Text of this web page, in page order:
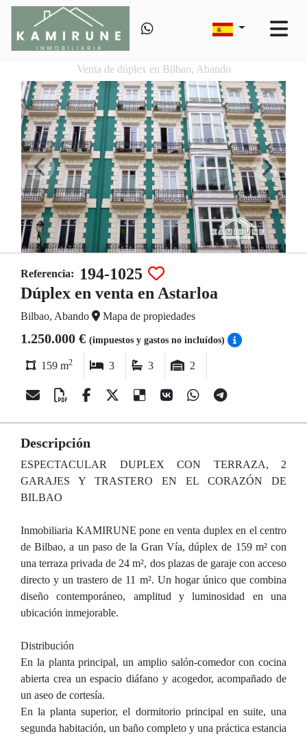
Venta de dúplex en Bilbao, Abando
Referencia:
194-1025
Dúplex en venta en Astarloa
Bilbao, Abando Mapa de propiedades
1.250.000 € (impuestos y gastos no incluídos)
159 m2 3 3 2
Descripción
ESPECTACULAR DUPLEX CON TERRAZA, 2
GARAJES Y TRASTERO EN EL CORAZÓN DE
BILBAO
Inmobiliaria KAMIRUNE pone en venta duplex en el centro
de Bilbao, a un paso de la Gran Vía, dúplex de 159 m² con
una terraza privada de 24 m², dos plazas de garaje con acceso
directo y un trastero de 11 m². Un hogar único que combina
diseño contemporáneo, amplitud y luminosidad en una
ubicación inmejorable.
Distribución
En la planta principal, un amplio salón-comedor con cocina
abierta crea un espacio diáfano y acogedor, acompañado de
un aseo de cortesía.
En la planta superior, el dormitorio principal en suite, una
segunda habitación, un baño completo y una práctica estancia